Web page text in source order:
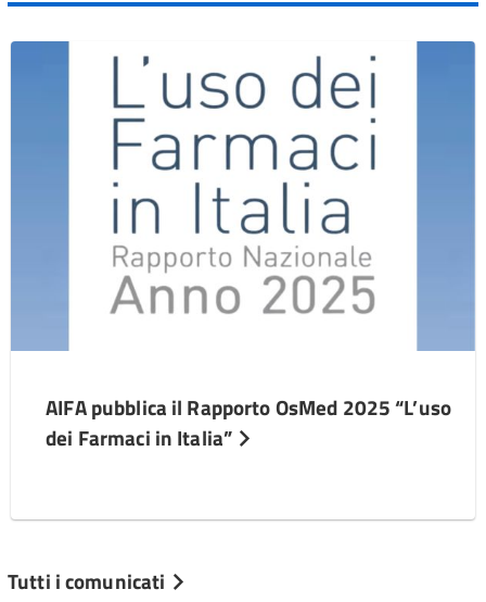
AIFA pubblica il Rapporto OsMed 2025 “L’uso
dei Farmaci in Italia”
Tutti i comunicati